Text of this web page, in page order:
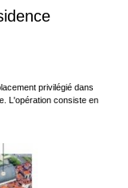
privilégié dans
L'opération consiste en